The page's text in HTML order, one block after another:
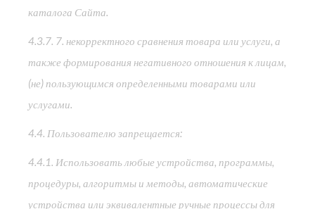
каталога Сайта.
4.3.7. 7. некорректного сравнения товара или услуги, а
также формирования негативного отношения к лицам,
(не) пользующимся определенными товарами или
услугами.
4.4. Пользователю запрещается:
4.4.1. Использовать любые устройства, программы,
процедуры, алгоритмы и методы, автоматические
устройства или эквивалентные ручные процессы для